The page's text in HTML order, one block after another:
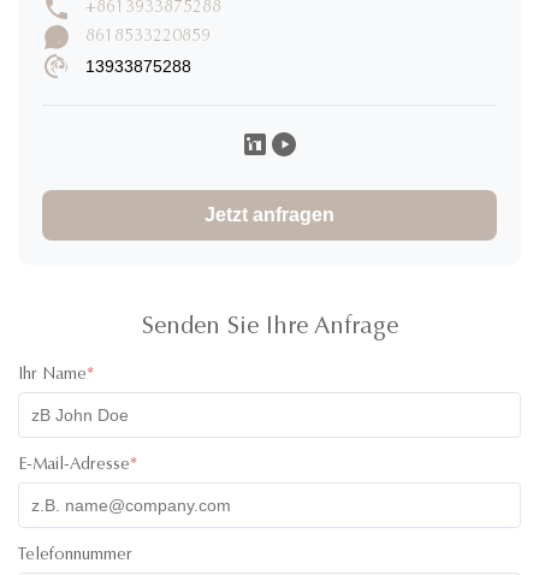
C Caroline K ★★★★★
I would definitely rate 5 stars for the product! I have ordered
30000pcs of jars to and design of the product and it
absolutely great! The product was high quality and the colors
of the lids were super cute! I have communicated with one of
working with them. All the best!
+8613933875288
8618533220859
13933875288
Jetzt anfragen
Senden Sie Ihre Anfrage
Ihr Name*
E-Mail-Adresse*
Telefonnummer